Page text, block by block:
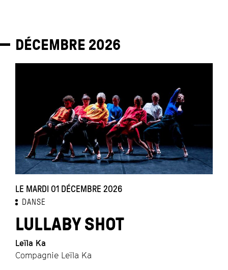
DÉCEMBRE 2026
LE MARDI 01 DÉCEMBRE 2026
DANSE
LULLABY SHOT
Leïla Ka
Compagnie Leïla Ka